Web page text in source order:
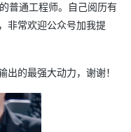
普通工程师。自己阅历有
非常欢迎公众号加我提
的最强大动力，谢谢！